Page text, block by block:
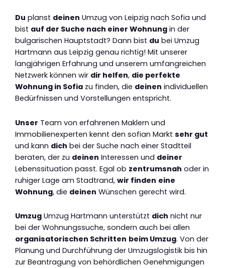
Du planst deinen Umzug von Leipzig nach Sofia und
bist auf der Suche nach einer Wohnung in der
bulgarischen Hauptstadt? Dann bist du bei Umzug
Hartmann aus Leipzig genau richtig! Mit unserer
langjährigen Erfahrung und unserem umfangreichen
Netzwerk können wir dir helfen, die perfekte
Wohnung in Sofia zu finden, die deinen individuellen
Bedürfnissen und Vorstellungen entspricht.
Unser Team von erfahrenen Maklern und
Immobilienexperten kennt den sofian Markt sehr gut
und kann dich bei der Suche nach einer Stadtteil
beraten, der zu deinen Interessen und deiner
Lebenssituation passt. Egal ob zentrumsnah oder in
ruhiger Lage am Stadtrand, wir finden eine
Wohnung, die deinen Wünschen gerecht wird.
Umzug Umzug Hartmann unterstützt dich nicht nur
bei der Wohnungssuche, sondern auch bei allen
organisatorischen Schritten beim Umzug. Von der
Planung und Durchführung der Umzugslogistik bis hin
zur Beantragung von behördlichen Genehmigungen